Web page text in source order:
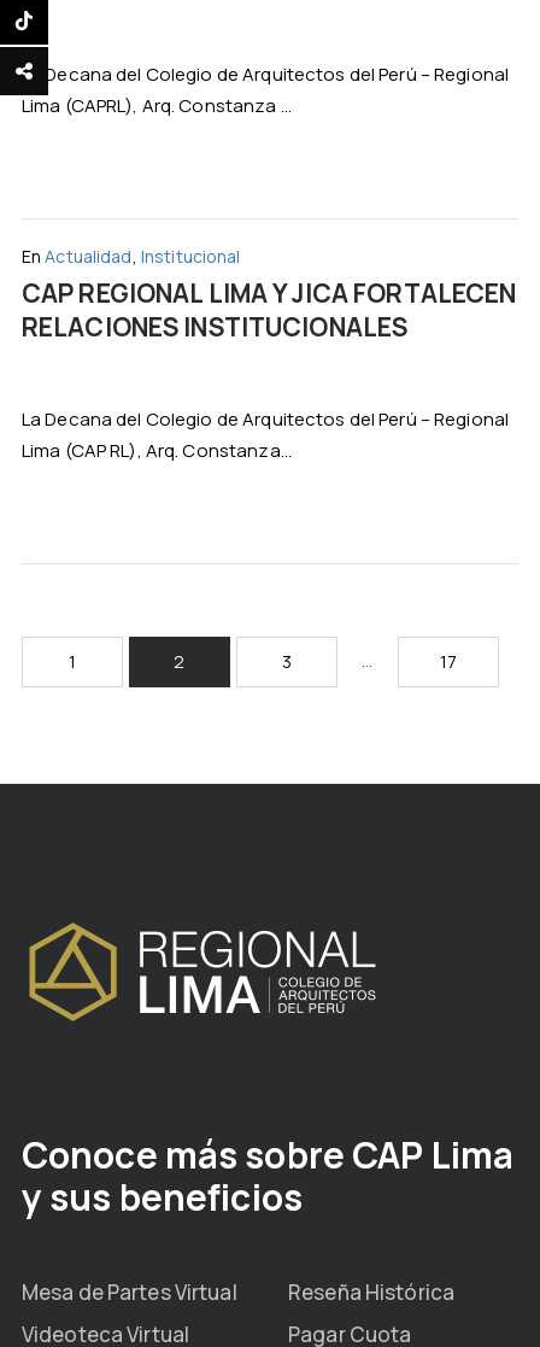
La Decana del Colegio de Arquitectos del Perú – Regional
Lima (CAPRL), Arq. Constanza ...
En Actualidad, Institucional
CAP REGIONAL LIMA Y JICA FORTALECEN
RELACIONES INSTITUCIONALES
La Decana del Colegio de Arquitectos del Perú – Regional
Lima (CAP RL), Arq. Constanza...
1 2 3 … 17
Conoce más sobre CAP Lima
y sus beneficios
Mesa de Partes Virtual
Reseña Histórica
Videoteca Virtual
Pagar Cuota